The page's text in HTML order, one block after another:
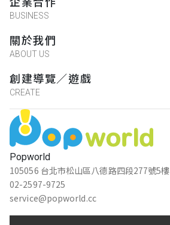
Popworld
105056 台北市松山區八德路四段277號5樓
02-2597-9725
service@popworld.cc
BUSINESS
關於我們
ABOUT US
創建導覽／遊戲
CREATE